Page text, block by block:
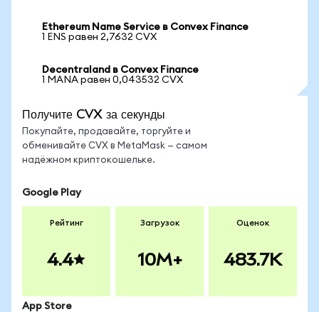
Ethereum Name Service в Convex Finance
1 ENS равен 2,7632 CVX
Decentraland в Convex Finance
1 MANA равен 0,043532 CVX
Получите CVX за секунды
Покупайте, продавайте, торгуйте и
обменивайте CVX в MetaMask — самом
надёжном криптокошельке.
Google Play
Рейтинг
4.4
Загрузок
10M+
Оценок
483.7K
App Store